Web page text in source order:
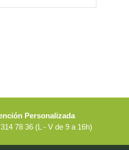
Personalizada
78 36 (L - V de 9 a 16h)